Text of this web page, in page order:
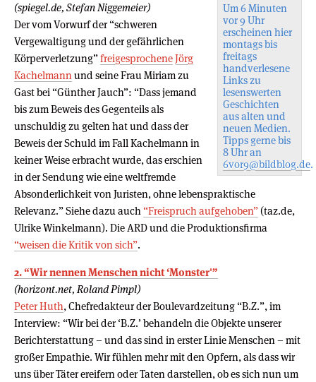
Um 6 Minuten
vor 9 Uhr
erscheinen hier
montags bis
freitags
handverlesene
Links zu
lesenswerten
Geschichten
aus alten und
neuen Medien.
Tipps gerne bis
8 Uhr an
6vor9@bildblog.de.
(spiegel.de, Stefan Niggemeier)
Der vom Vorwurf der “schweren
Vergewaltigung und der gefährlichen
Körperverletzung”freigesprocheneJörg
Kachelmannund seine Frau Miriam zu
Gast bei “Günther Jauch”: “Dass jemand
bis zum Beweis des Gegenteils als
unschuldig zu gelten hat und dass der
Beweis der Schuld im Fall Kachelmann in
keiner Weise erbracht wurde, das erschien
in der Sendung wie eine weltfremde
Absonderlichkeit von Juristen, ohne lebenspraktische
Relevanz.” Siehe dazu auch “Freispruch aufgehoben” (taz.de,
Ulrike Winkelmann). Die ARD und die Produktionsfirma
“weisen die Kritik von sich”.
2. “Wir nennen Menschen nicht ‘Monster'”
(horizont.net, Roland Pimpl)
Peter Huth, Chefredakteur der Boulevardzeitung “B.Z.”, im
Interview: “Wir bei der ‘B.Z.’ behandeln die Objekte unserer
Berichterstattung – und das sind in erster Linie Menschen – mit
großer Empathie. Wir fühlen mehr mit den Opfern, als dass wir
uns über Täter ereifern oder Taten darstellen, ob es sich nun um